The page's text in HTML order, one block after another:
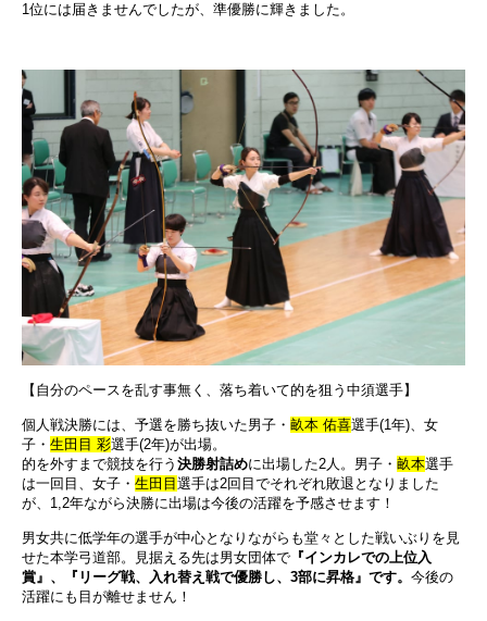
1位には届きませんでしたが、準優勝に輝きました。
【自分のペースを乱す事無く、落ち着いて的を狙う中須選手】
個人戦決勝には、予選を勝ち抜いた男子・ 畝本 佑喜選手(1年)、女
子・ 生田目 彩選手(2年)が出場。
的を外すまで競技を行う 決勝射詰めに出場した2人。男子・ 畝本選手
は一回目、女子・ 生田目選手は2回目でそれぞれ敗退となりました
が、1,2年ながら決勝に出場は今後の活躍を予感させます！
男女共に低学年の選手が中心となりながらも堂々とした戦いぶりを見
せた本学弓道部。見据える先は男女団体で 『インカレでの上位入
賞』、『リーグ戦、入れ替え戦で優勝し、3部に昇格』です。 今後の
活躍にも目が離せません！